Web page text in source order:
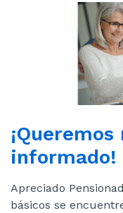
sitio
informado!
Apreciado
básicos se